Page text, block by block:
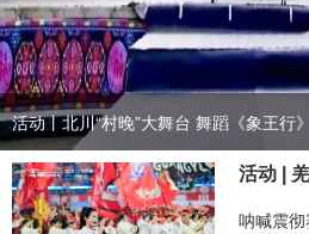
活动丨北川“村晚”大舞台 舞蹈《象王行》
活动 |
呐喊震